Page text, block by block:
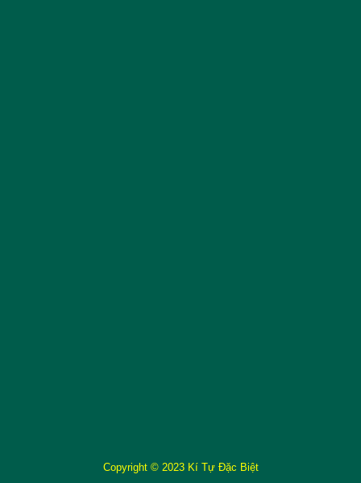
Copyright © 2023 Kí Tự Đặc Biệt